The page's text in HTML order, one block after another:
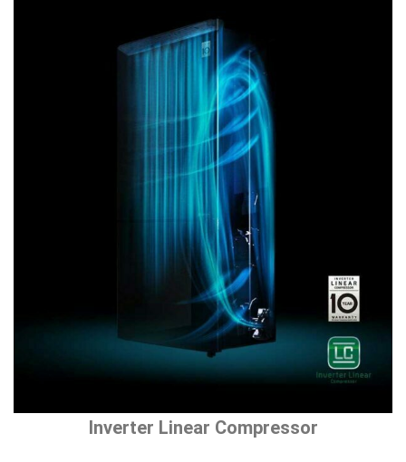
Inverter Linear Compressor